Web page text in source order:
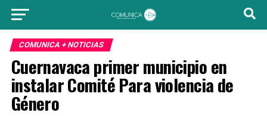
COMUNICA + NOTICIAS
Cuernavaca primer municipio en
instalar Comité Para violencia de
Género